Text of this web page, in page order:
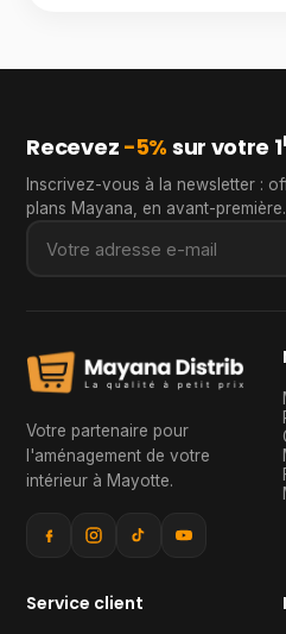
Recevez −5% sur votre 1
Inscrivez-vous à la newsletter :
plans Mayana, en avant-première.
Votre partenaire pour
l'aménagement de votre
intérieur à Mayotte.
Service client